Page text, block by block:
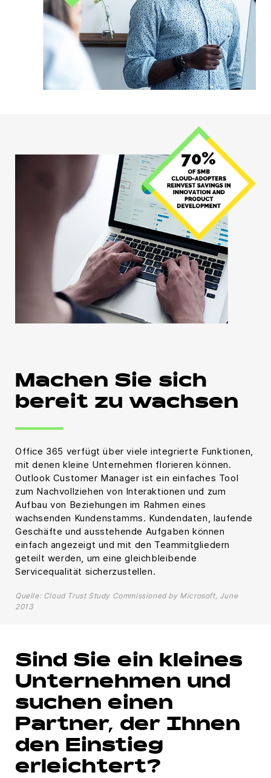
Machen Sie sich
bereit zu wachsen
Office 365 verfügt über viele integrierte Funktionen,
mit denen kleine Unternehmen florieren können.
Outlook Customer Manager ist ein einfaches Tool
zum Nachvollziehen von Interaktionen und zum
Aufbau von Beziehungen im Rahmen eines
wachsenden Kundenstamms. Kundendaten, laufende
Geschäfte und ausstehende Aufgaben können
einfach angezeigt und mit den Teammitgliedern
geteilt werden, um eine gleichbleibende
Servicequalität sicherzustellen.
Quelle: Cloud Trust Study Commissioned by Microsoft, June
2013
Sind Sie ein kleines
Unternehmen und
suchen einen
Partner, der Ihnen
den Einstieg
erleichtert?